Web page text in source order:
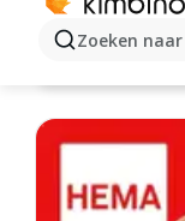
Zoeken